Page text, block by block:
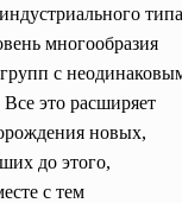
типа
многообразия
с
это расширяет
новых,
до этого,
с тем